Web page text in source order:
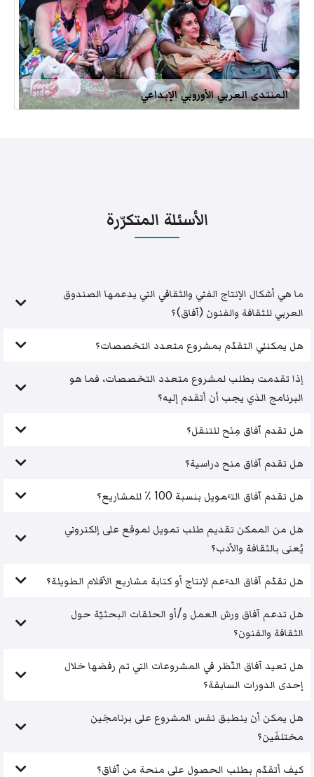
المنتدى العربي الأوروبي الإبداعي
الأسئلة المتكرّرة
ما هي أشكال الإنتاج الفني والثقافي التي يدعمها الصندوق
العربي للثقافة والفنون (آفاق)؟
هل يمكنني التقدّم بمشروع متعدد التخصصات؟
إذا تقدمت بطلب لمشروع متعدد التخصصات، فما هو
البرنامج الذي يجب أن أتقدم إليه؟
هل تقدم آفاق مِنَح للتنقل؟
هل تقدم آفاق منح دراسية؟
هل تقدم آفاق التَّمويل بنسبة 100 ٪ للمشاريع؟
هل من الممكن تقديم طلب تمويل لموقع على إلكتروني
يُعنى بالثقافة والأدب؟
هل تقدّم آفاق الدَّعم لإنتاج أو كتابة مشاريع الأفلام الطويلة؟
هل تدعم آفاق ورش العمل و/أو الحلقات البحثيّة حول
الثقافة والفنون؟
هل تعيد آفاق النّظر في المشروعات التي تم رفضها خلال
إحدى الدورات السابقة؟
هل يمكن أن ينطبق نفس المشروع على برنامجَين
مختلفَين؟
كيف أتقدّم بطلب الحصول على منحة من آفاق؟